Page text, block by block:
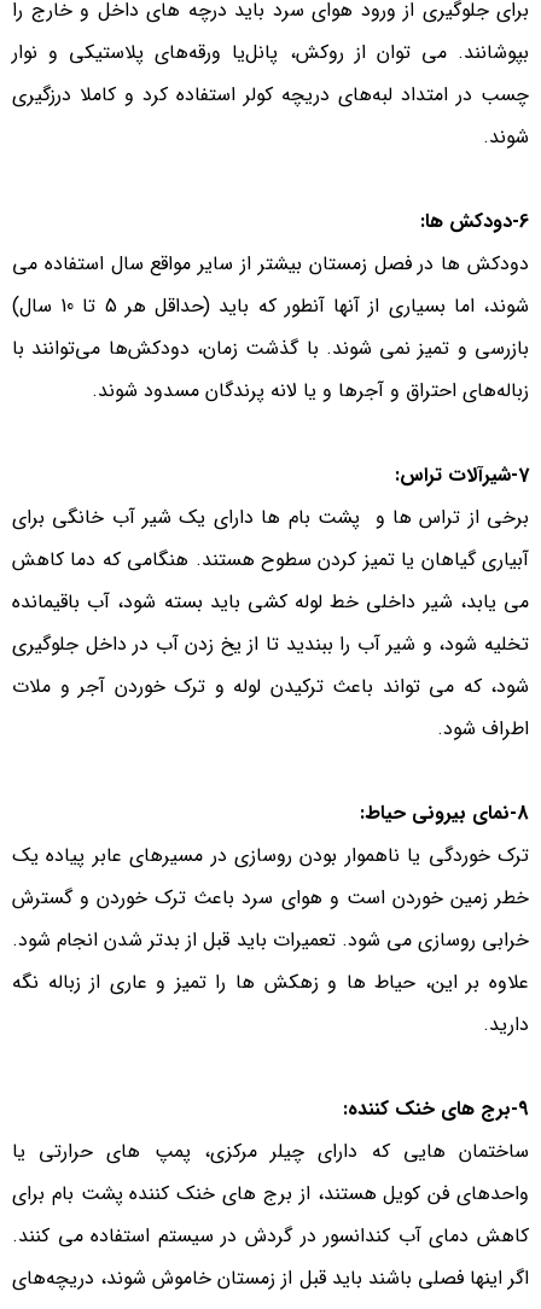
برای جلوگیری از ورود هوای سرد باید درچه های داخل و خارج را
بپوشانند. می توان از روکش‌، پانل‌یا ورقه‌های پلاستیکی و نوار
چسب در امتداد لبه‌های دریچه کولر استفاده کرد و کاملا درزگیری
شوند.
6-دودکش ها:
دودکش ها در فصل زمستان بیشتر از سایر مواقع سال استفاده می
شوند، اما بسیاری از آنها آنطور که باید (حداقل هر 5 تا 10 سال)
بازرسی و تمیز نمی شوند. با گذشت زمان، دودکش‌ها می‌توانند با
زباله‌های احتراق و آجرها و یا لانه پرندگان مسدود شوند.
7-شیرآلات تراس:
برخی از تراس ها و پشت بام ها دارای یک شیر آب خانگی برای
آبیاری گیاهان یا تمیز کردن سطوح هستند. هنگامی که دما کاهش
می یابد، شیر داخلی خط لوله کشی باید بسته شود، آب باقیمانده
تخلیه شود، و شیر آب را ببندید تا از یخ زدن آب در داخل جلوگیری
شود، که می تواند باعث ترکیدن لوله و ترک خوردن آجر و ملات
اطراف شود.
8-نمای بیرونی حیاط:
ترک خوردگی یا ناهموار بودن روسازی در مسیرهای عابر پیاده یک
خطر زمین خوردن است و هوای سرد باعث ترک خوردن و گسترش
خرابی روسازی می شود. تعمیرات باید قبل از بدتر شدن انجام شود.
علاوه بر این، حیاط ها و زهکش ها را تمیز و عاری از زباله نگه
دارید.
9-برج های خنک کننده:
ساختمان هایی که دارای چیلر مرکزی، پمپ های حرارتی یا
واحدهای فن کویل هستند، از برج های خنک کننده پشت بام برای
کاهش دمای آب کندانسور در گردش در سیستم استفاده می کنند.
اگر اینها فصلی باشند باید قبل از زمستان خاموش شوند، دریچه‌های